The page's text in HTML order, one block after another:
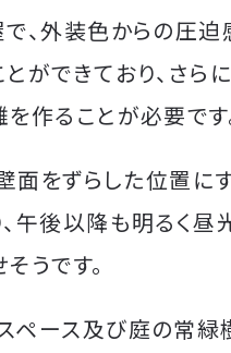
、外装色からの圧
ができており、さら
作ることが必要です
をずらした位置に
午後以降も明るく昼
うです。
ース及び庭の常緑